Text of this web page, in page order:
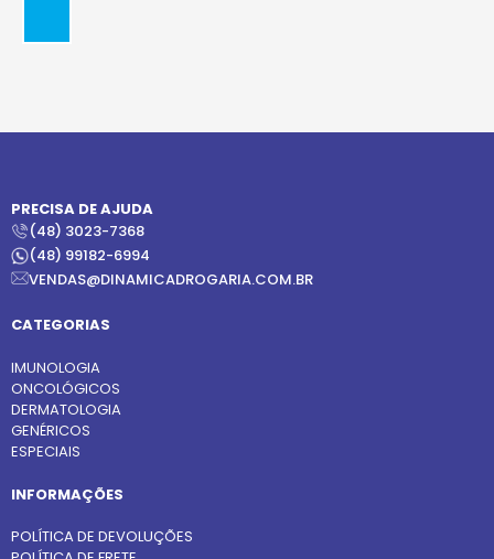
PRECISA DE AJUDA
(48) 3023-7368
(48) 99182-6994
VENDAS@DINAMICADROGARIA.COM.BR
CATEGORIAS
IMUNOLOGIA
ONCOLÓGICOS
DERMATOLOGIA
GENÉRICOS
ESPECIAIS
INFORMAÇÕES
POLÍTICA DE DEVOLUÇÕES